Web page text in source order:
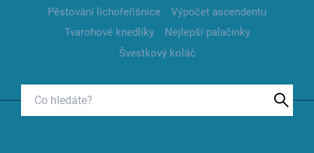
Pěstování lichořeřišnice
Výpočet ascendentu
Tvarohové knedlíky
Nejlepší palačinky
Švestkový koláč